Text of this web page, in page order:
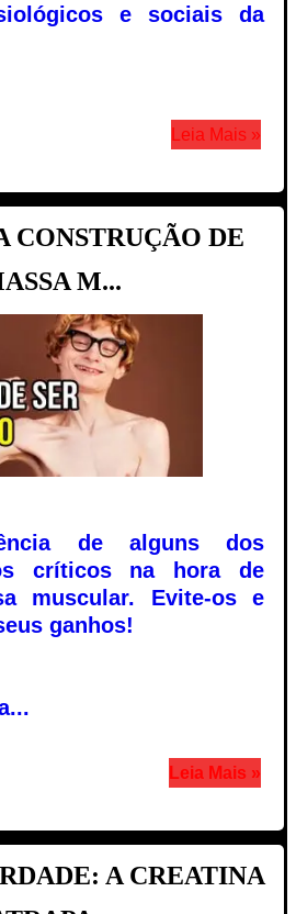
e sociais da
Leia Mais »
CONSTRUÇÃO DE
M...
de alguns dos
críticos na hora de
muscular. Evite-os e
ganhos!
Leia Mais »
A CREATINA